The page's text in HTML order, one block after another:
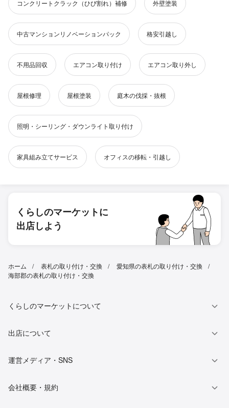
コンクリートクラック（ひび割れ）補修 外壁塗装
中古マンションリノベーションパック 格安引越し
不用品回収 エアコン取り付け エアコン取り外し
屋根修理 屋根塗装 庭木の伐採・抜根
照明・シーリング・ダウンライト取り付け
家具組み立てサービス オフィスの移転・引越し
くらしのマーケットに
出店しよう
ホーム 表札の取り付け・交換
愛知県の表札の取り付け・交換
海部郡の表札の取り付け・交換
くらしのマーケットについて
出店について
運営メディア・SNS
会社概要・規約